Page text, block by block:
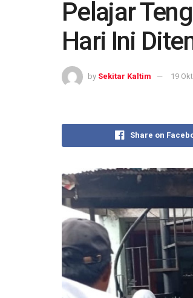
Pelajar
Hari Ini
by Sekitar Kaltim 19
Share on